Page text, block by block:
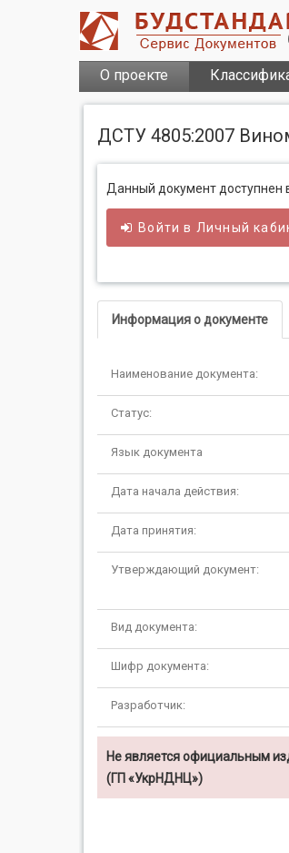
О проекте
ДСТУ 4805:2007
Данный документ
Войти в Личный
Информация о документе
Наименование документа:
Статус:
Язык документа
Дата начала действия:
Дата принятия:
Утверждающий документ:
Вид документа:
Шифр документа:
Разработчик:
Не является официальным
(ГП «УкрНДНЦ»)